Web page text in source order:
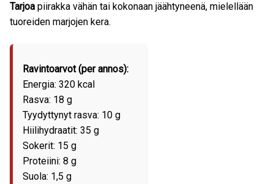
Tarjoa piirakka vähän tai kokonaan jäähtyneenä, mielellään
tuoreiden marjojen kera.
Ravintoarvot (per annos):
Energia: 320 kcal
Rasva: 18 g
Tyydyttynyt rasva: 10 g
Hiilihydraatit: 35 g
Sokerit: 15 g
Proteiini: 8 g
Suola: 1,5 g